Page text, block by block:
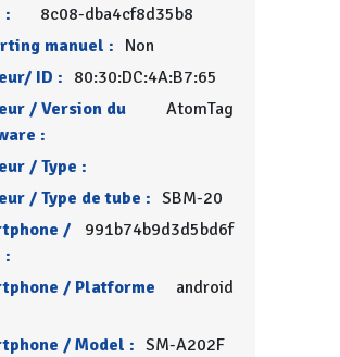
:
8c08-dba4cf8d35b8
manuel :
Non
ID : 80:30:DC:4A:B7:65
/ Version du
:
AtomTag
/ Type :
/ Type de tube : SBM-20
/
:
991b74b9d3d5bd6f
/ Platforme
android
/ Model : SM-A202F